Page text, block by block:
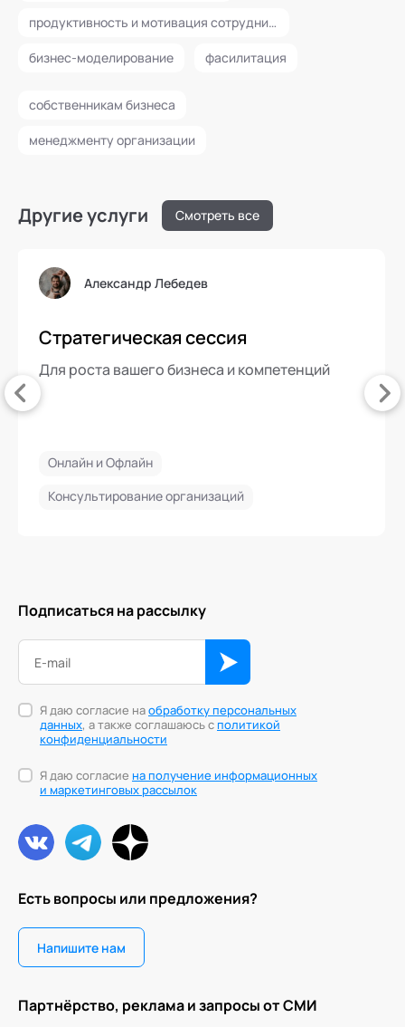
продуктивность и мотивация сотрудников
бизнес-моделирование фасилитация
собственникам бизнеса
менеджменту организации
Другие услуги Смотреть все
Александр Лебедев
Стратегическая сессия
Для роста вашего бизнеса и компетенций
Онлайн и Офлайн
Консультирование организаций
Есть вопросы или предложения?
Напишите нам
Партнёрство, реклама и запросы от СМИ
Подписаться на рассылку
Я даю согласие наобработку персональных
данных, а также соглашаюсь сполитикой
конфиденциальности
Я даю согласие на получение информационных
и маркетинговых рассылок